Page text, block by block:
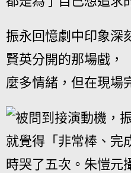
振永回憶劇中印象深
賢英分開的那場戲，
麼多情緒，但在現場